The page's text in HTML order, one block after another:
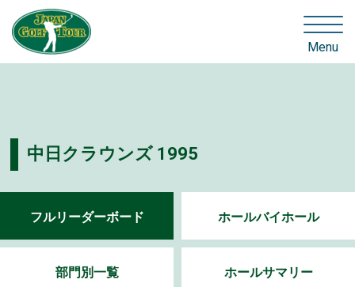
Menu
中日クラウンズ 1995
フルリーダーボード ホールバイホール
部門別一覧 ホールサマリー